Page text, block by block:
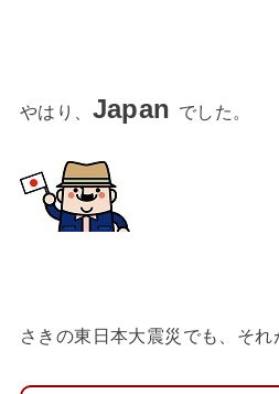
やはり、 Japan でした。
さきの東日本大震災でも、それ